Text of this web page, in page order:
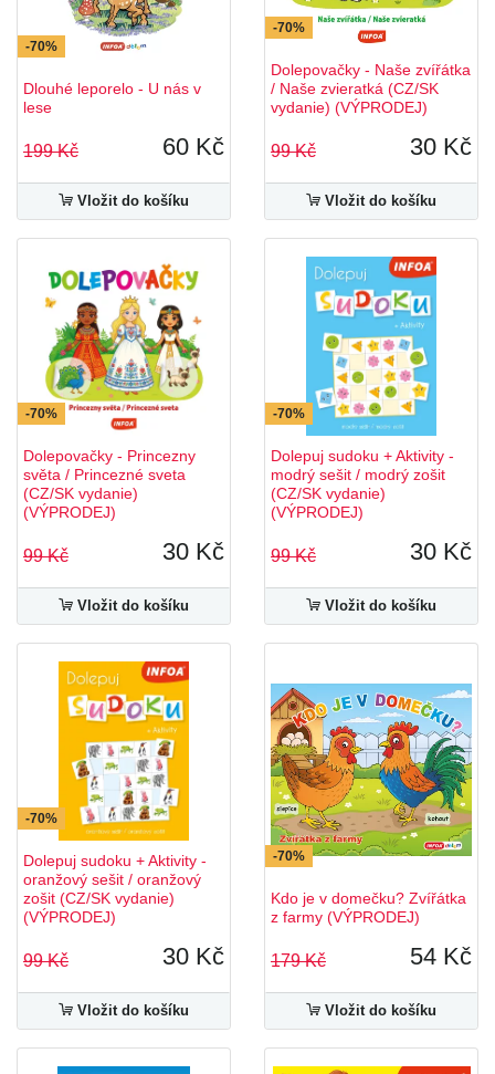
-70%
Dlouhé leporelo - U nás v
lese
199 Kč 60 Kč
Vložit do košíku
-70%
Dolepovačky - Naše zvířátka
/ Naše zvieratká (CZ/SK
vydanie) (VÝPRODEJ)
99 Kč 30 Kč
Vložit do košíku
-70%
Dolepovačky - Princezny
světa / Princezné sveta
(CZ/SK vydanie)
(VÝPRODEJ)
99 Kč 30 Kč
Vložit do košíku
-70%
Dolepuj sudoku + Aktivity -
modrý sešit / modrý zošit
(CZ/SK vydanie)
(VÝPRODEJ)
99 Kč 30 Kč
Vložit do košíku
-70%
Dolepuj sudoku + Aktivity -
oranžový sešit / oranžový
zošit (CZ/SK vydanie)
(VÝPRODEJ)
99 Kč 30 Kč
Vložit do košíku
-70%
Kdo je v domečku? Zvířátka
z farmy (VÝPRODEJ)
179 Kč 54 Kč
Vložit do košíku